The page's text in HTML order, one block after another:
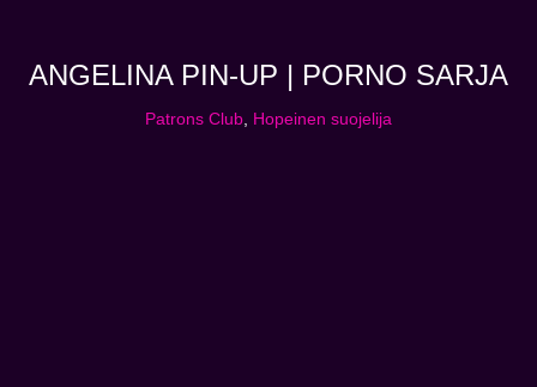
ANGELINA PIN-UP | PORNO SARJA
Patrons Club Hopeinen suojelija